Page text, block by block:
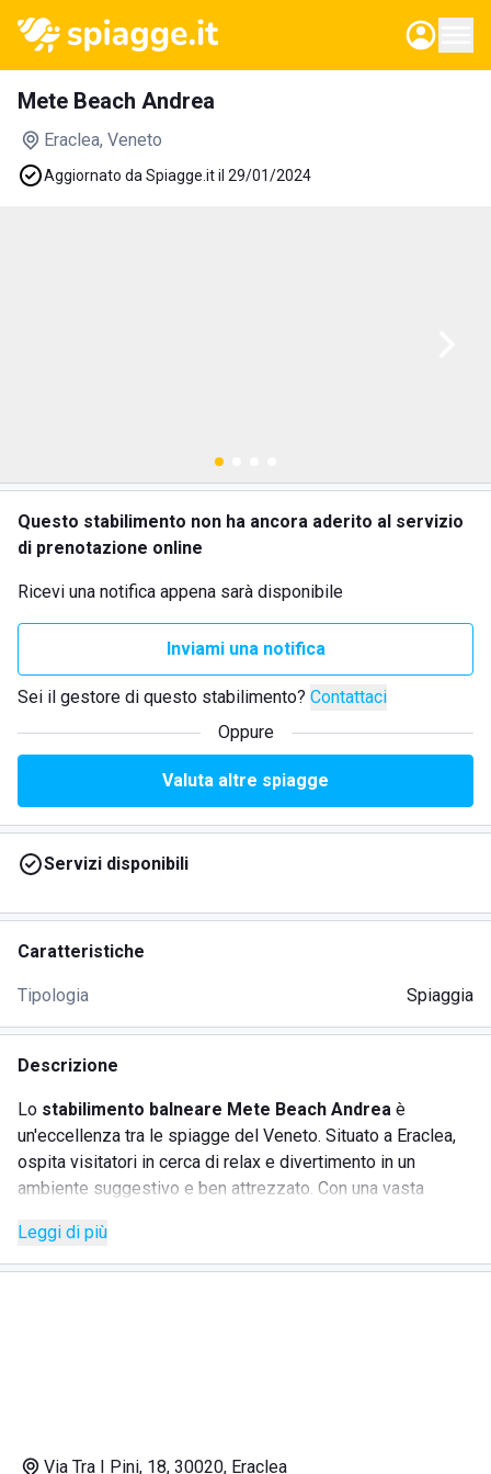
Mete Beach Andrea
Eraclea, Veneto
Aggiornato da Spiagge.it il 29/01/2024
Questo stabilimento non ha ancora aderito al servizio
di prenotazione online
Ricevi una notifica appena sarà disponibile
Inviami una notifica
Sei il gestore di questo stabilimento? Contattaci
Oppure
Valuta altre spiagge
Servizi disponibili
Caratteristiche
Tipologia Spiaggia
Descrizione
Lo stabilimento balneare Mete Beach Andrea è
un'eccellenza tra le spiagge del Veneto. Situato a Eraclea,
ospita visitatori in cerca di relax e divertimento in un
ambiente suggestivo e ben attrezzato. Con una vasta
l'opportunità di godere al massimo del mare e del sole.
Leggi di più
Via Tra I Pini, 18, 30020, Eraclea